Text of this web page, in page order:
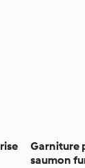
Garniture
saumon